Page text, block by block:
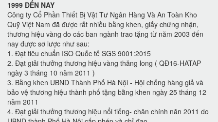
1999 ĐẾN NAY
Công ty Cổ Phần Thiết Bị Vật Tư Ngân Hàng Và An Toàn Kho
Quỹ Việt Nam đã được rất nhiều bằng khen, giấy chứng nhận,
thương hiệu vàng do các ban ngành trao tặng từ năm 2003 đến
nay được sơ lược như sau:
1. Đạt tiêu chuẩn ISO Quốc tế SGS 9001:2015
2. Đạt giải thưởng thương hiệu vàng thăng long ( QĐ16-HATAP
ngày 3 tháng 10 năm 2011 )
3. Bằng khen UBND Thành Phố Hà Nội - Hội chống hàng giả và
bảo vệ thương hiệu thành phố tặng bằng khen ngày 25 tháng 12
năm 2011
4. Đạt giải thưởng thương hiệu nổi tiếng- chân chính năn 2011 do